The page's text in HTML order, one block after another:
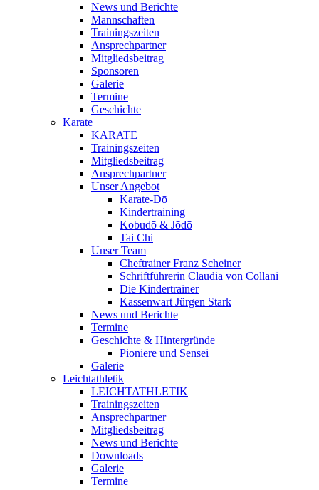
News und Berichte
Mannschaften
Trainingszeiten
Ansprechpartner
Mitgliedsbeitrag
Sponsoren
Galerie
Termine
Geschichte
Karate
KARATE
Trainingszeiten
Mitgliedsbeitrag
Ansprechpartner
Unser Angebot
Karate-Dō
Kindertraining
Kobudō & Jōdō
Tai Chi
Unser Team
Cheftrainer Franz Scheiner
Schriftführerin Claudia von Collani
Die Kindertrainer
Kassenwart Jürgen Stark
News und Berichte
Termine
Geschichte & Hintergründe
Pioniere und Sensei
Galerie
Leichtathletik
LEICHTATHLETIK
Trainingszeiten
Ansprechpartner
Mitgliedsbeitrag
News und Berichte
Downloads
Galerie
Termine